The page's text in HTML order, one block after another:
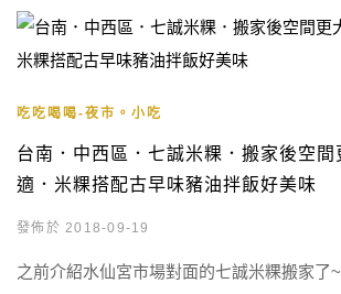
吃吃喝喝-夜市。小吃
台南．中西區．七誠米粿．搬家後空間
適．米粿搭配古早味豬油拌飯好美味
發佈於 2018-09-19
之前介紹水仙宮市場對面的七誠米粿搬家了